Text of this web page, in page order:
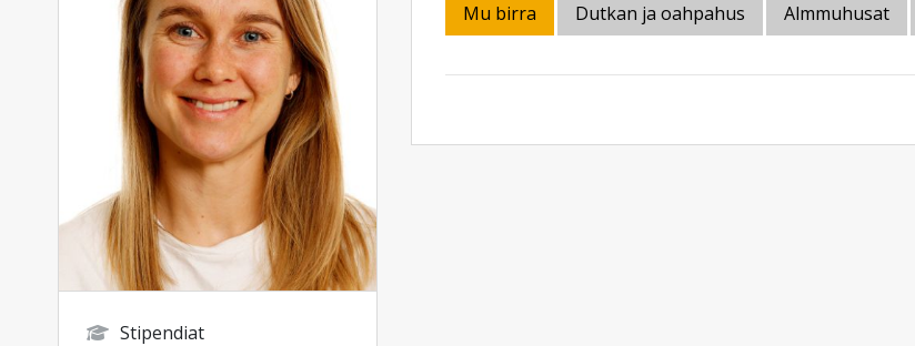
Stipendiat
Mu birra Dutkan ja oahpahus Almmuhusat